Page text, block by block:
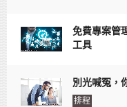
免費專案管
工具
別光喊冤，
排程